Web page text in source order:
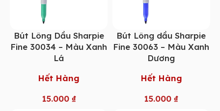
Bút Lông Dầu Sharpie
Fine 30034 – Màu Xanh
Lá
Hết Hàng
15.000 ₫
Bút Lông dầu Sharpie
Fine 30063 – Màu Xanh
Dương
Hết Hàng
15.000₫